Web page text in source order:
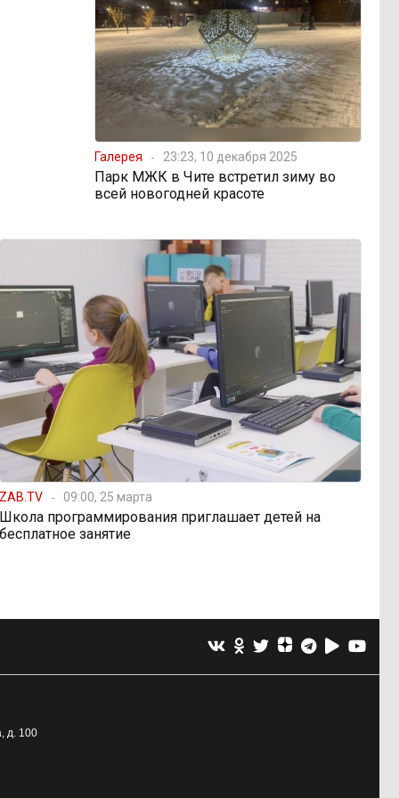
Галерея 23:23, 10 декабря 2025
Парк МЖК в Чите встретил зиму во
всей новогодней красоте
ZAB.TV 09:00, 25 марта
Школа программирования приглашает детей на
бесплатное занятие
д. 100